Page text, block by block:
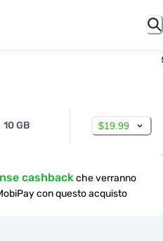
10 GB $19.99
cashbackche verranno
con questo acquisto